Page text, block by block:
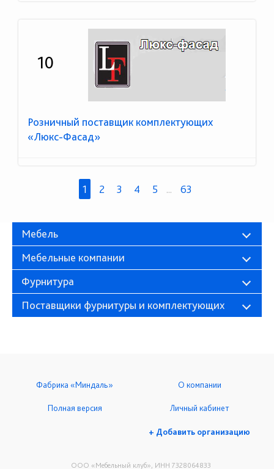
10
Розничный поставщик комплектующих
«Люкс-Фасад»
1 2 3 4 5 ... 63
Мебель
Мебельные компании
Фурнитура
Поставщики фурнитуры и комплектующих
ООО «Мебельный клуб», ИНН 7328064833
Фабрика «Миндаль» О компании
Полная версия Личный кабинет
+ Добавить организацию